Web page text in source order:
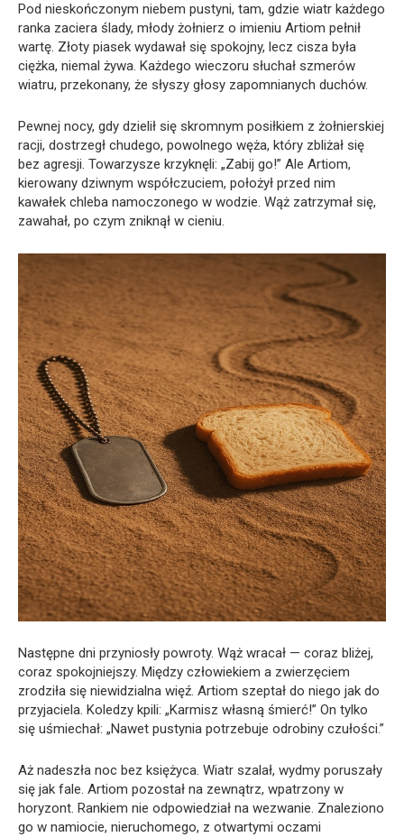
Pod nieskończonym niebem pustyni, tam, gdzie wiatr każdego
ranka zaciera ślady, młody żołnierz o imieniu Artiom pełnił
wartę. Złoty piasek wydawał się spokojny, lecz cisza była
ciężka, niemal żywa. Każdego wieczoru słuchał szmerów
wiatru, przekonany, że słyszy głosy zapomnianych duchów.
Pewnej nocy, gdy dzielił się skromnym posiłkiem z żołnierskiej
racji, dostrzegł chudego, powolnego węża, który zbliżał się
bez agresji. Towarzysze krzyknęli: „Zabij go!” Ale Artiom,
kierowany dziwnym współczuciem, położył przed nim
kawałek chleba namoczonego w wodzie. Wąż zatrzymał się,
zawahał, po czym zniknął w cieniu.
Następne dni przyniosły powroty. Wąż wracał — coraz bliżej,
coraz spokojniejszy. Między człowiekiem a zwierzęciem
zrodziła się niewidzialna więź. Artiom szeptał do niego jak do
przyjaciela. Koledzy kpili: „Karmisz własną śmierć!” On tylko
się uśmiechał: „Nawet pustynia potrzebuje odrobiny czułości.”
Aż nadeszła noc bez księżyca. Wiatr szalał, wydmy poruszały
się jak fale. Artiom pozostał na zewnątrz, wpatrzony w
horyzont. Rankiem nie odpowiedział na wezwanie. Znaleziono
go w namiocie, nieruchomego, z otwartymi oczami